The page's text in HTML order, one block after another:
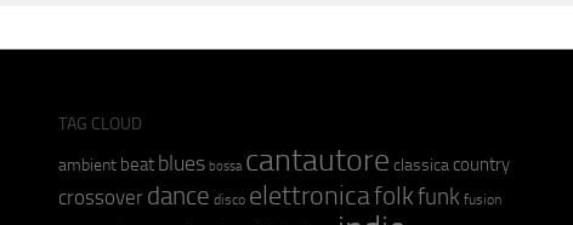
TAG CLOUD
ambient beat blues bossa cantautore classica country
crossover dance disco elettronicafolkfunk fusion